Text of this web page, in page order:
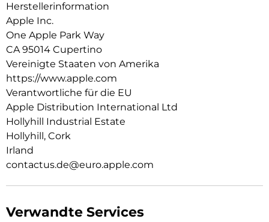
Crossbody Band befestigen. So kannst du dein iPhone Air
einfach freihändig tragen.
Herstellerinformation
Apple Inc.
One Apple Park Way
CA 95014 Cupertino
Vereinigte Staaten von Amerika
https://www.apple.com
Verantwortliche für die EU
Apple Distribution International Ltd
Hollyhill Industrial Estate
Hollyhill, Cork
Irland
contactus.de@euro.apple.com
Verwandte Services